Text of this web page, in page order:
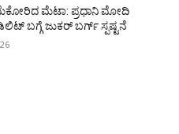
ಮೆಟಾ: ಪ್ರಧಾನಿ ಮೋದಿ
ಬಗ್ಗೆ ಜುಕರ್ ಬರ್ಗ್ ಸ್ಪಷ್ಟನೆ